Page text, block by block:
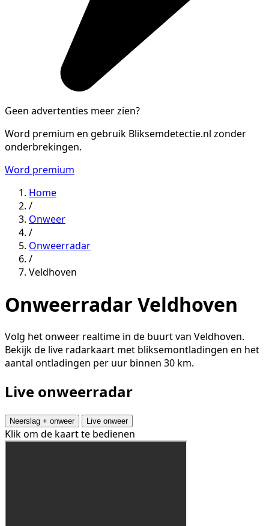
Geen advertenties meer zien?
Word premium en gebruik Bliksemdetectie.nl zonder
onderbrekingen.
Word premium
Home
/
Onweer
/
Onweerradar
/
Veldhoven
Onweerradar Veldhoven
Volg het onweer realtime in de buurt van Veldhoven.
Bekijk de live radarkaart met bliksemontladingen en het
aantal ontladingen per uur binnen 30 km.
Live onweerradar
Neerslag + onweer Live onweer
Klik om de kaart te bedienen